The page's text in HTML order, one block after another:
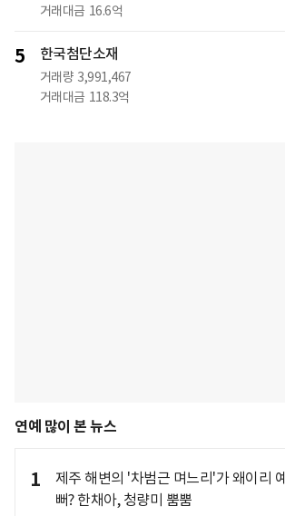
거래대금 16.6억
5 한국첨단소재
거래량 3,991,467
거래대금 118.3억
연예 많이 본 뉴스
1
제주 해변의 '차범근 며느리'가 왜이리 예
뻐? 한채아, 청량미 뿜뿜